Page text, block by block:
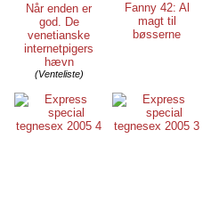
Når enden er
god. De
venetianske
internetpigers
hævn
(Venteliste)
Fanny 42: Al
magt til
bøsserne